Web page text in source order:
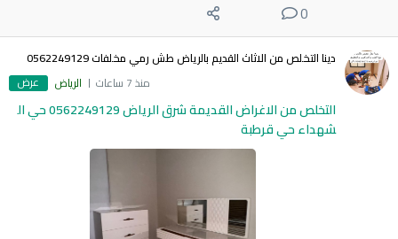
0
دينا التخلص من الاثاث القديم بالرياض طش رمي مخلفات 0562249129
منذ 7 ساعات
الرياض عرض
التخلص من الاغراض القديمة شرق الرياض 0562249129 حي ال
شهداء حي قرطبة